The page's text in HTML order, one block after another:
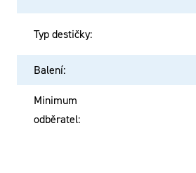
Typ destičky:
Balení:
Minimum
odběratel: